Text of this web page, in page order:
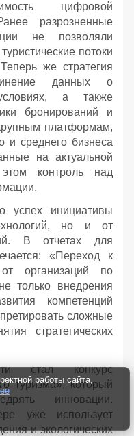
цифровой
разрозненные
не позволяли
потоки
же стратегия
данных о
а также
бронирований и
платформам,
и среднего бизнеса
на актуальной
контроль над
успех инициативы
но и от
В отчетах для
«Переход к
организаций по
только внедрения
компетенций
сложные
стратегических
стал конкурс
туризма», который
инновации.
уже использует
и экологических
работы сайта,